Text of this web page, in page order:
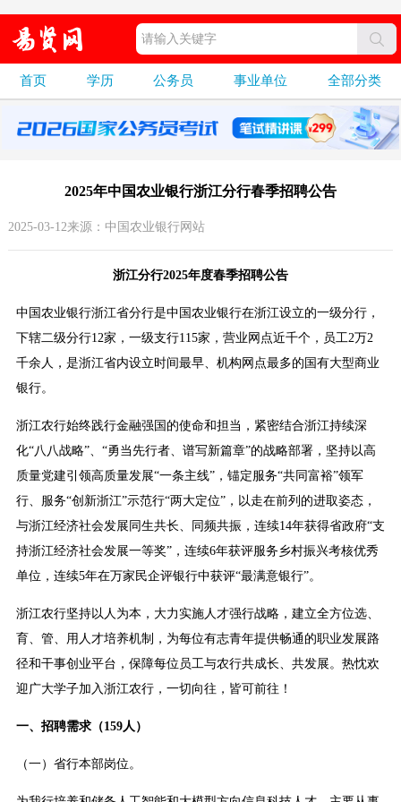
首页 学历 公务员 事业单位 全部分类
2025年中国农业银行浙江分行春季招聘公告
2025-03-12来源：中国农业银行网站
浙江分行2025年度春季招聘公告
中国农业银行浙江省分行是中国农业银行在浙江设立的一级分行，
下辖二级分行12家，一级支行115家，营业网点近千个，员工2万2
千余人，是浙江省内设立时间最早、机构网点最多的国有大型商业
银行。
浙江农行始终践行金融强国的使命和担当，紧密结合浙江持续深
化“八八战略”、“勇当先行者、谱写新篇章”的战略部署，坚持以高
质量党建引领高质量发展“一条主线”，锚定服务“共同富裕”领军
行、服务“创新浙江”示范行“两大定位”，以走在前列的进取姿态，
与浙江经济社会发展同生共长、同频共振，连续14年获得省政府“支
持浙江经济社会发展一等奖”，连续6年获评服务乡村振兴考核优秀
单位，连续5年在万家民企评银行中获评“最满意银行”。
浙江农行坚持以人为本，大力实施人才强行战略，建立全方位选、
育、管、用人才培养机制，为每位有志青年提供畅通的职业发展路
径和干事创业平台，保障每位员工与农行共成长、共发展。热忱欢
迎广大学子加入浙江农行，一切向往，皆可前往！
一、招聘需求（159人）
（一）省行本部岗位。